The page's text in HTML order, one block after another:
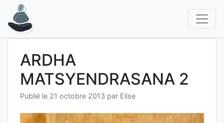
contenu
ARDHA
MATSYENDRASANA 2
Publié le 21 octobre 2013 par Elise